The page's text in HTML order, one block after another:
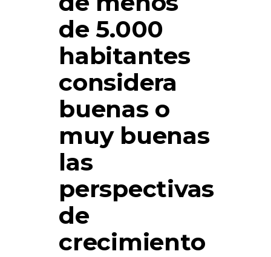
de 5.000
habitantes
considera
buenas o
muy buenas
las
perspectivas
de
crecimiento